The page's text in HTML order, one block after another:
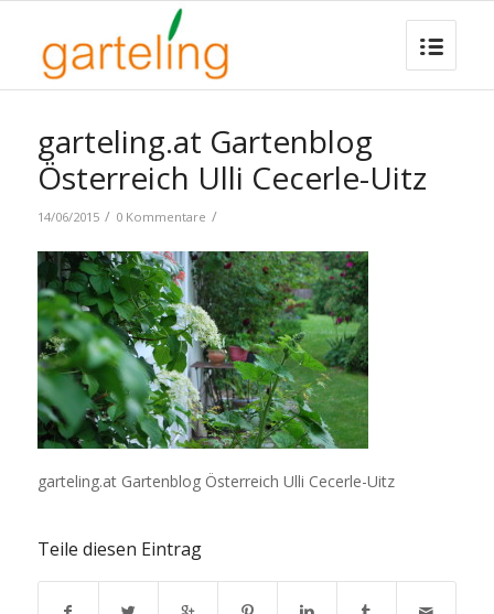
garteling.at Gartenblog
Österreich Ulli Cecerle-Uitz
14/06/2015 / 0 Kommentare /
garteling.at Gartenblog Österreich Ulli Cecerle-Uitz
Teile diesen Eintrag